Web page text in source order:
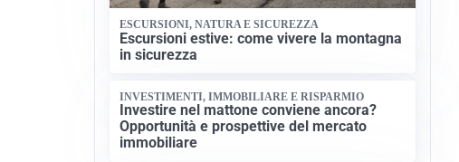
ESCURSIONI, NATURA E SICUREZZA
Escursioni estive: come vivere la montagna
in sicurezza
INVESTIMENTI, IMMOBILIARE E RISPARMIO
Investire nel mattone conviene ancora?
Opportunità e prospettive del mercato
immobiliare